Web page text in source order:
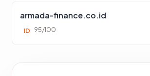
armada-finance.co.id
ID 95/100